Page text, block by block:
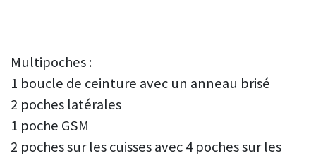
Multipoches :
1 boucle de ceinture avec un anneau brisé
2 poches latérales
1 poche GSM
2 poches sur les cuisses avec 4 poches sur les